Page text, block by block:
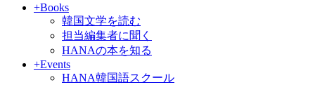
+Books
韓国文学を読む
担当編集者に聞く
HANAの本を知る
+Events
HANA韓国語スクール